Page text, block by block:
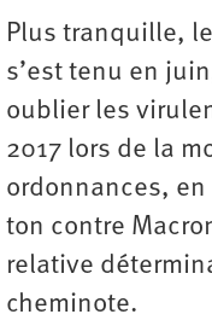
Plus tranquille,
s’est tenu en
oublier les
2017 lors de la
ordonnances, en
ton contre
relative
cheminote.